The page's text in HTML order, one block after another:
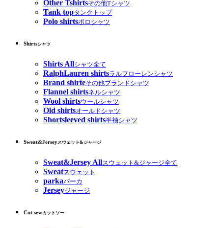
Other Tshirtsその他Tシャツ
Tank topタンクトップ
Polo shirtsポロシャツ
Shirtsシャツ
Shirts Allシャツ全て
RalphLauren shirtsラルフローレンシャツ
Brand shirteその他ブランドシャツ
Flannel shirtsネルシャツ
Wool shirtsウールシャツ
Old shirtsオールドシャツ
Shortsleeved shirts半袖シャツ
Sweat&Jerseyスウェット&ジャージ
Sweat&Jersey Allスウェット&ジャージ全て
Sweatスウェット
parkaパーカ
Jerseyジャージ
Cut sewカットソー